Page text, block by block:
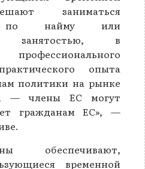
заниматься
по найму или
занятостью, в
опыта
политики на рынке
— члены ЕС могут
гражданам ЕС», —
обеспечивают,
временной